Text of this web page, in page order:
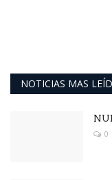
NOTICIAS MAS
0